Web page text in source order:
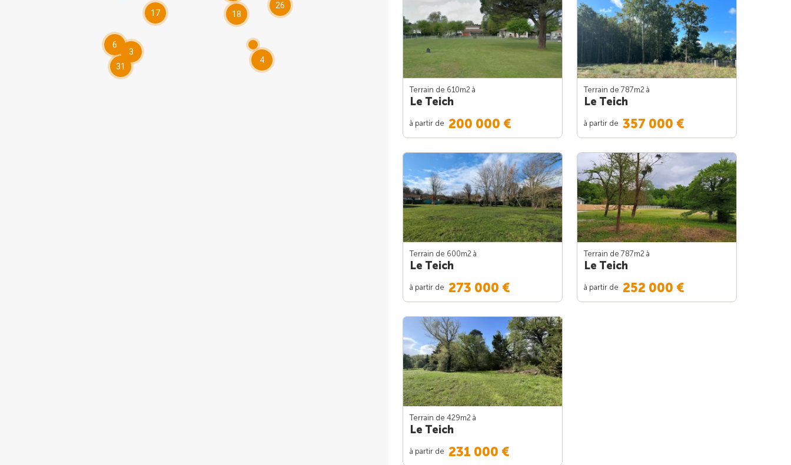
31
6
26
18
17
4
3
Terrain de 610m2 à
Le Teich
à partir de 200 000 €
Terrain de 787m2 à
Le Teich
à partir de 357 000 €
Terrain de 600m2 à
Le Teich
à partir de 273 000 €
Terrain de 787m2 à
Le Teich
à partir de 252 000 €
Terrain de 429m2 à
Le Teich
à partir de 231 000 €